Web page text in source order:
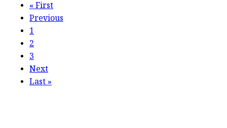
«First
Previous
1
2
3
Next
Last»